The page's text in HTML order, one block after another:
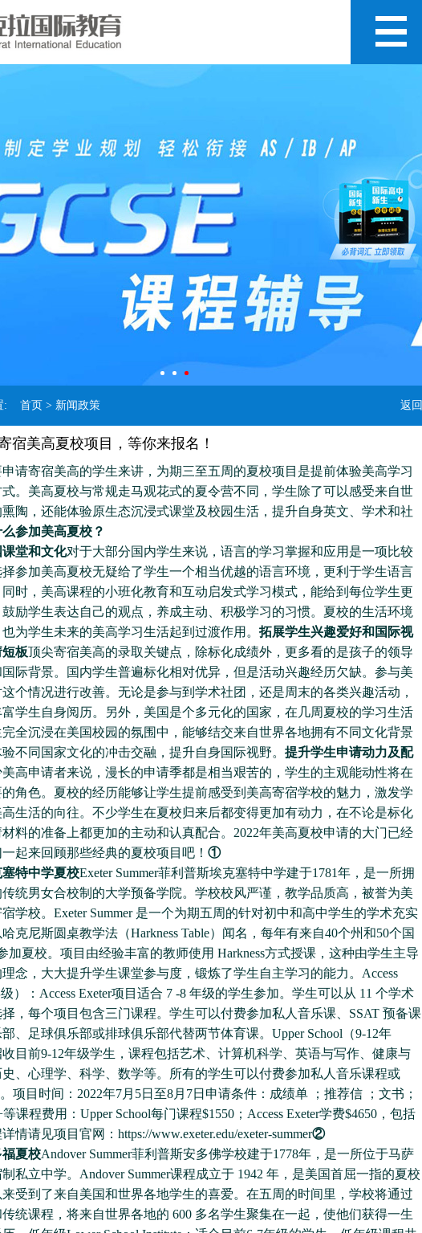
: 首页 > 新闻政策 返回
宿美高夏校项目，等你来报名！
请寄宿美高的学生来讲，为期三至五周的夏校项目是提前体验美高学习
。美高夏校与常规走马观花式的夏令营不同，学生除了可以感受来自世
陶，还能体验原生态沉浸式课堂及校园生活，提升自身英文、学术和社
么参加美高夏校？
堂和文化对于大部分国内学生来说，语言的学习掌握和应用是一项比较
参加美高夏校无疑给了学生一个相当优越的语言环境，更利于学生语言
时，美高课程的小班化教育和互动启发式学习模式，能给到每位学生更
励学生表达自己的观点，养成主动、积极学习的习惯。夏校的生活环境
为学生未来的美高学习生活起到过渡作用。 拓展学生兴趣爱好和国际视
板顶尖寄宿美高的录取关键点，除标化成绩外，更多看的是孩子的领导
际背景。国内学生普遍标化相对优异，但是活动兴趣经历欠缺。参与美
个情况进行改善。无论是参与到学术社团，还是周末的各类兴趣活动，
学生自身阅历。另外，美国是个多元化的国家，在几周夏校的学习生活
全沉浸在美国校园的氛围中，能够结交来自世界各地拥有不同文化背景
不同国家文化的冲击交融，提升自身国际视野。 提升学生申请动力及配
高申请者来说，漫长的申请季都是相当艰苦的，学生的主观能动性将在
角色。夏校的经历能够让学生提前感受到美高寄宿学校的魅力，激发学
生活的向往。不少学生在夏校归来后都变得更加有动力，在不论是标化
料的准备上都更加的主动和认真配合。2022年美高夏校申请的大门已经
起来回顾那些经典的夏校项目吧！ ①
特中学夏校Exeter Summer菲利普斯埃克塞特中学建于1781年，是一所拥
统男女合校制的大学预备学院。学校校风严谨，教学品质高，被誉为美
学校。Exeter Summer 是一个为期五周的针对初中和高中学生的学术充实
克尼斯圆桌教学法（Harkness Table）闻名，每年有来自40个州和50个国
加夏校。项目由经验丰富的教师使用 Harkness方式授课，这种由学生主导
念，大大提升学生课堂参与度，锻炼了学生自主学习的能力。Access
）：Access Exeter项目适合 7 -8 年级的学生参加。学生可以从 11 个学术
，每个项目包含三门课程。学生可以付费参加私人音乐课、SSAT 预备课
、足球俱乐部或排球俱乐部代替两节体育课。Upper School（9-12年
目前9-12年级学生，课程包括艺术、计算机科学、英语与写作、健康与
史、心理学、科学、数学等。所有的学生可以付费参加私人音乐课程或
项目时间：2022年7月5日至8月7日申请条件：成绩单 ；推荐信 ；文书；
课程费用：Upper School每门课程$1550；Access Exeter学费$4650，包括
情请见项目官网：https://www.exeter.edu/exeter-summer②
夏校Andover Summer菲利普斯安多佛学校建于1778年，是一所位于马萨
私立中学。Andover Summer课程成立于 1942 年，是美国首屈一指的夏校
受到了来自美国和世界各地学生的喜爱。在五周的时间里，学校将通过
统课程，将来自世界各地的 600 多名学生聚集在一起，使他们获得一生